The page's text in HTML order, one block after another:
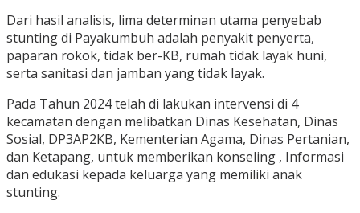
Dari hasil analisis, lima determinan utama penyebab
stunting di Payakumbuh adalah penyakit penyerta,
paparan rokok, tidak ber-KB, rumah tidak layak huni,
serta sanitasi dan jamban yang tidak layak.
Pada Tahun 2024 telah di lakukan intervensi di 4
kecamatan dengan melibatkan Dinas Kesehatan, Dinas
Sosial, DP3AP2KB, Kementerian Agama, Dinas Pertanian,
dan Ketapang, untuk memberikan konseling , Informasi
dan edukasi kepada keluarga yang memiliki anak
stunting.